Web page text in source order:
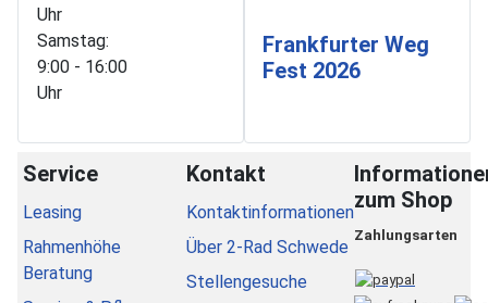
Uhr
Samstag:
9:00 - 16:00
Uhr
Frankfurter Weg
Fest 2026
Service
Leasing
Rahmenhöhe
Beratung
Kontakt
Kontaktinformationen
Über 2-Rad Schwede
Stellengesuche
zum Shop
Zahlungsarten